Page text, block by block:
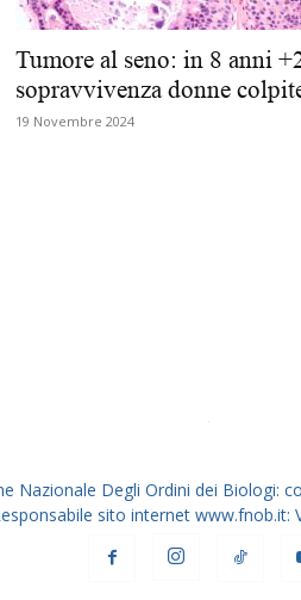
Biologi
Tumore al seno: in 8 anni
sopravvivenza donne
19 Novembre 2024
Nazionale Degli Ordini dei Biologi:
sito internet www.fnob.it: